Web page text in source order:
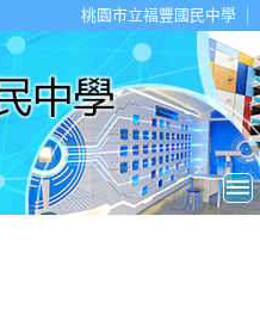
桃園市立福豐國民中學